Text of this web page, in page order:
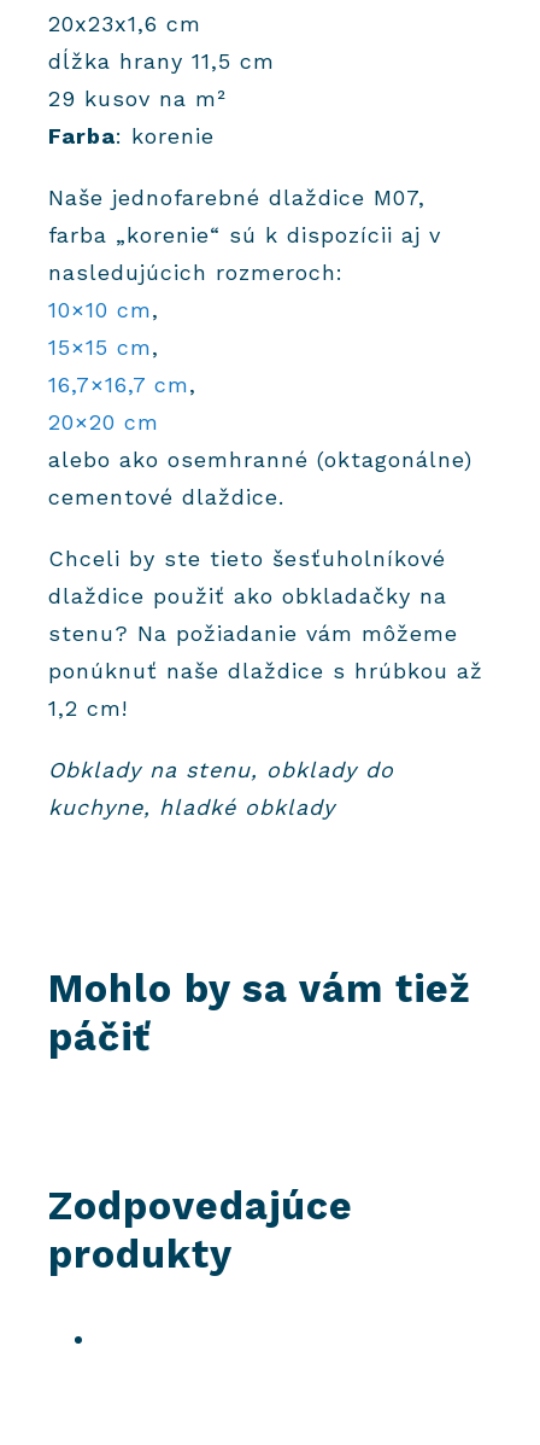
20x23x1,6 cm
dĺžka hrany 11,5 cm
29 kusov na m²
Farba: korenie
Naše jednofarebné dlaždice M07,
farba „korenie“ sú k dispozícii aj v
nasledujúcich rozmeroch:
10×10 cm,
15×15 cm,
16,7×16,7 cm,
20×20 cm
alebo ako osemhranné (oktagonálne)
cementové dlaždice.
Chceli by ste tieto šesťuholníkové
dlaždice použiť ako obkladačky na
stenu? Na požiadanie vám môžeme
ponúknuť naše dlaždice s hrúbkou až
1,2 cm!
Obklady na stenu, obklady do
kuchyne, hladké obklady
Mohlo by sa vám tiež
páčiť
Zodpovedajúce
produkty